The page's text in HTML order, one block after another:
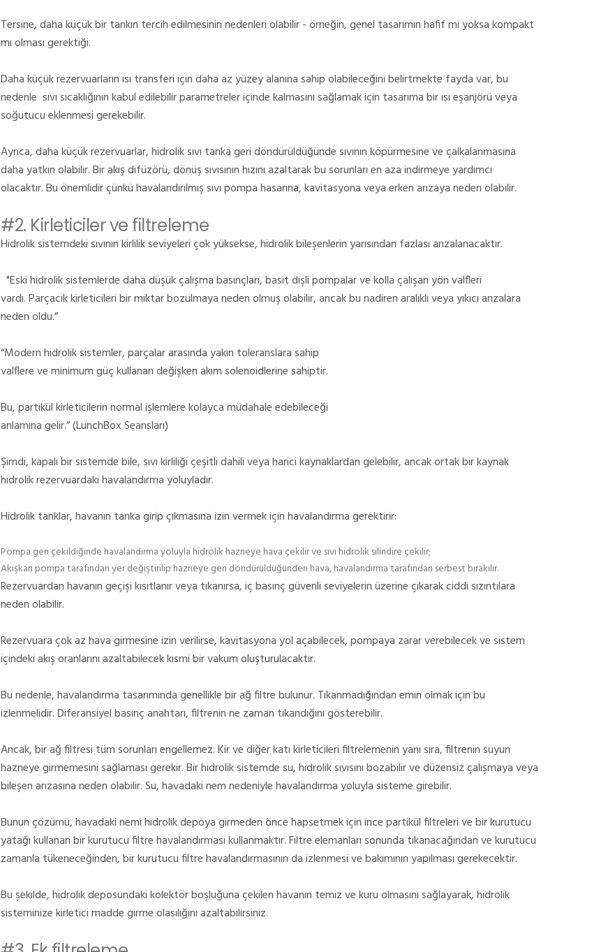
Tersine, daha küçük bir tankın tercih edilmesinin nedenleri olabilir - örneğin, genel tasarımın hafif mi yoksa kompakt
mı olması gerektiği.
Daha küçük rezervuarların ısı transferi için daha az yüzey alanına sahip olabileceğini belirtmekte fayda var, bu
nedenle sıvı sıcaklığının kabul edilebilir parametreler içinde kalmasını sağlamak için tasarımabirısı eşanjörü veya
soğutucueklenmesi gerekebilir.
Ayrıca, daha küçük rezervuarlar, hidrolik sıvı tanka geri döndürüldüğünde sıvının köpürmesine ve çalkalanmasına
daha yatkın olabilir.Bir akış difüzörü, dönüş sıvısının hızını azaltarak bu sorunları en aza indirmeye yardımcı
olacaktır.Bu önemlidir çünkü havalandırılmış sıvı pompa hasarına, kavitasyona veya erken arızaya neden olabilir.
#2. Kirleticiler ve filtreleme
Hidrolik sistemdeki sıvının kirlilik seviyeleri çok yüksekse, hidrolik bileşenlerin yarısından fazlası arızalanacaktır.
"Eski hidrolik sistemlerde daha düşük çalışma basınçları, basit dişli pompalar ve kolla çalışan yön valfleri
vardı. Parçacık kirleticileri bir miktar bozulmaya neden olmuş olabilir, ancak bu nadiren aralıklı veya yıkıcı arızalara
neden oldu.”
“Modern hidrolik sistemler, parçalar arasında yakın toleranslara sahip
valflere ve minimum güç kullanan değişken akım solenoidlerine sahiptir.
Bu, partikül kirleticilerin normal işlemlere kolayca müdahale edebileceği
anlamına gelir.”(LunchBox Seansları)
Şimdi, kapalı bir sistemde bile, sıvı kirliliği çeşitli dahili veya harici kaynaklardan gelebilir, ancak ortak bir kaynak
hidrolik rezervuardaki havalandırma yoluyladır.
Hidrolik tanklar, havanın tanka girip çıkmasına izin vermek için havalandırma gerektirir:
Pompa geri çekildiğinde havalandırma yoluyla hidrolik hazneye hava çekilir ve sıvı hidrolik silindire çekilir;
Akışkan pompa tarafından yer değiştirilip hazneye geri döndürüldüğünden hava, havalandırma tarafından serbest bırakılır.
Rezervuardan havanın geçişi kısıtlanır veya tıkanırsa, iç basınç güvenli seviyelerin üzerine çıkarak ciddi sızıntılara
neden olabilir.
Rezervuara çok az hava girmesine izin verilirse, kavitasyona yol açabilecek, pompaya zarar verebilecek ve sistem
içindeki akış oranlarını azaltabilecek kısmi bir vakum oluşturulacaktır.
Bu nedenle, havalandırma tasarımında genellikle bir ağ filtre bulunur. Tıkanmadığından emin olmak için bu
izlenmelidir.Diferansiyel basınç anahtarı, filtrenin ne zaman tıkandığını gösterebilir.
Ancak, bir ağ filtresi tüm sorunları engellemez.Kir ve diğer katı kirleticileri filtrelemenin yanı sıra, filtrenin suyun
hazneye girmemesini sağlaması gerekir.Bir hidrolik sistemde su, hidrolik sıvısını bozabilir ve düzensiz çalışmaya veya
bileşen arızasına neden olabilir.Su, havadaki nem nedeniyle havalandırma yoluyla sisteme girebilir.
Bunun çözümü, havadaki nemi hidrolik depoya girmeden önce hapsetmek için ince partikül filtreleri ve bir kurutucu
yatağı kullanan bir kurutucu filtre havalandırması kullanmaktır.Filtre elemanları sonunda tıkanacağından ve kurutucu
zamanla tükeneceğinden, bir kurutucu filtre havalandırmasının da izlenmesi ve bakımının yapılması gerekecektir.
Bu şekilde, hidrolik deposundaki kolektör boşluğuna çekilen havanın temiz ve kuru olmasını sağlayarak, hidrolik
sisteminize kirletici madde girme olasılığını azaltabilirsiniz.